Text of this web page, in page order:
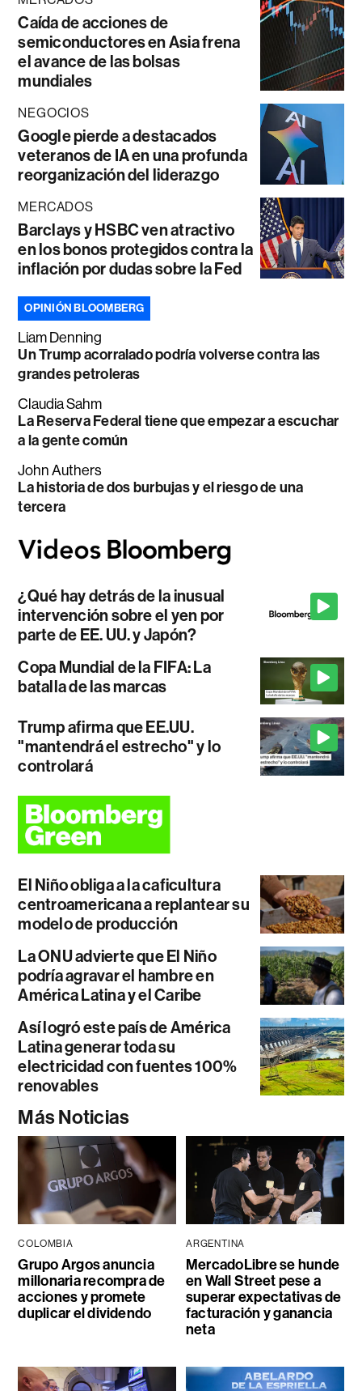
Caída de acciones de
semiconductores en Asia frena
el avance de las bolsas
mundiales
NEGOCIOS
Google pierde a destacados
veteranos de IA en una profunda
reorganización del liderazgo
MERCADOS
Barclays y HSBC ven atractivo
en los bonos protegidos contra la
inflación por dudas sobre la Fed
OPINIÓN BLOOMBERG
Liam Denning
Un Trump acorralado podría volverse contra las
grandes petroleras
Claudia Sahm
La Reserva Federal tiene que empezar a escuchar
a la gente común
John Authers
La historia de dos burbujas y el riesgo de una
tercera
¿Qué hay detrás de la inusual
intervención sobre el yen por
parte de EE. UU. y Japón?
Copa Mundial de la FIFA: La
batalla de las marcas
Trump afirma que EE.UU.
"mantendrá el estrecho" y lo
controlará
El Niño obliga a la caficultura
centroamericana a replantear su
modelo de producción
La ONU advierte que El Niño
podría agravar el hambre en
América Latina y el Caribe
Así logró este país de América
Latina generar toda su
electricidad con fuentes 100%
renovables
Más Noticias
COLOMBIA
Grupo Argos anuncia
millonaria recompra de
acciones y promete
duplicar el dividendo
ARGENTINA
MercadoLibre se hunde
en Wall Street pese a
superar expectativas de
facturación y ganancia
neta